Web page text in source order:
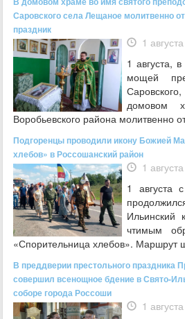
Саровского села Лещаное молитвенно
праздник
1
1 августа,
мощей
домовом
Воробьевского района молитвенно
Подгоренцы проводили икону Божией
хлебов» в Россошанский район
1
1 августа
Ильинский
чтимым
«Спорительница хлебов». Маршрут
В преддверии престольного праздника
совершил всенощное бдение в Свято-
соборе города Россоши
1